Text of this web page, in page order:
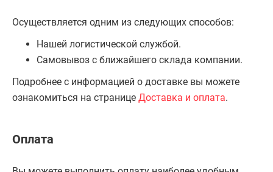
Осуществляется одним из следующих способов:
Нашей логистической службой.
Самовывоз с ближайшего склада компании.
Подробнее с информацией о доставке вы можете
ознакомиться на странице Доставка и оплата.
Оплата